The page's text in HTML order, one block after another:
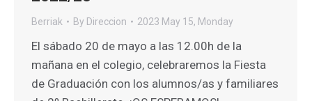
Berriak By Direccion 2023 May 15, Monday
El sábado 20 de mayo a las 12.00h de la
mañana en el colegio, celebraremos la Fiesta
de Graduación con los alumnos/as y familiares